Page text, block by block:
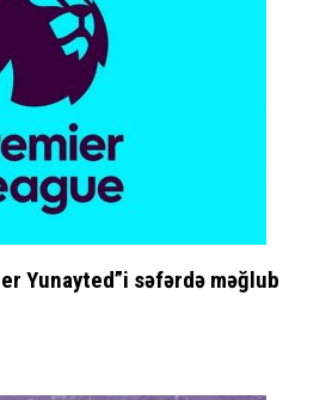
Yunayted”i səfərdə məğlub